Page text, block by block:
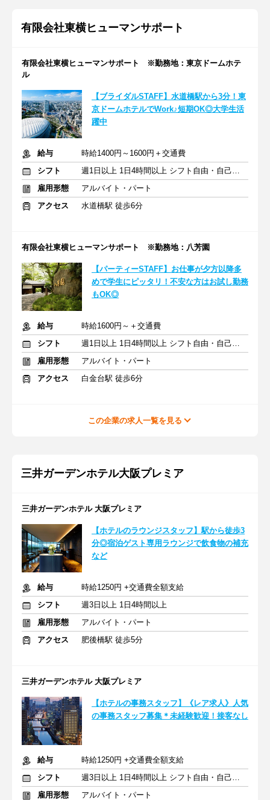
有限会社東横ヒューマンサポート
有限会社東横ヒューマンサポート ※勤務地：東京ドームホテ
ル
【ブライダルSTAFF】水道橋駅から3分！東
京ドームホテルでWork♪短期OK◎大学生活
躍中
給与
時給1400円～1600円＋交通費
シフト
週1日以上 1日4時間以上 シフト自由・自己申告
雇用形態
アルバイト・パート
アクセス
水道橋駅 徒歩6分
有限会社東横ヒューマンサポート ※勤務地：八芳園
【パーティーSTAFF】お仕事が夕方以降多
めで学生にピッタリ！不安な方はお試し勤務
もOK◎
給与
時給1600円～＋交通費
シフト
週1日以上 1日4時間以上 シフト自由・自己申告
雇用形態
アルバイト・パート
アクセス
白金台駅 徒歩6分
この企業の求人一覧を見る
三井ガーデンホテル大阪プレミア
三井ガーデンホテル 大阪プレミア
【ホテルのラウンジスタッフ】駅から徒歩3
分◎宿泊ゲスト専用ラウンジで飲食物の補充
など
給与
時給1250円 +交通費全額支給
シフト
週3日以上 1日4時間以上
雇用形態
アルバイト・パート
アクセス
肥後橋駅 徒歩5分
三井ガーデンホテル 大阪プレミア
【ホテルの事務スタッフ】《レア求人》人気
の事務スタッフ募集＊未経験歓迎！接客なし
給与
時給1250円 +交通費全額支給
シフト
週3日以上 1日4時間以上 シフト自由・自己申告
雇用形態
アルバイト・パート